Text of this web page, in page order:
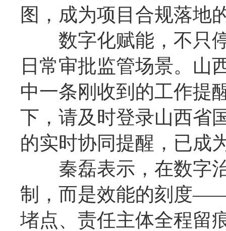
图，成为项目合规落地
数字化赋能，不只停
日常审批监管场景。山
中一条刚收到的工作提
下，请及时登录山西省
的实时协同提醒，已成
秦磊表示，在数字治
制，而是效能的刻度
堵点、责任主体全程留